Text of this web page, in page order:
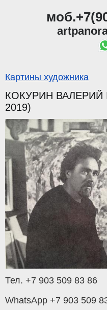
Картины художника
КОКУРИН ВАЛЕРИЙ
2019)
Тел. +7 903 509 83 86
WhatsApp +7 903 509